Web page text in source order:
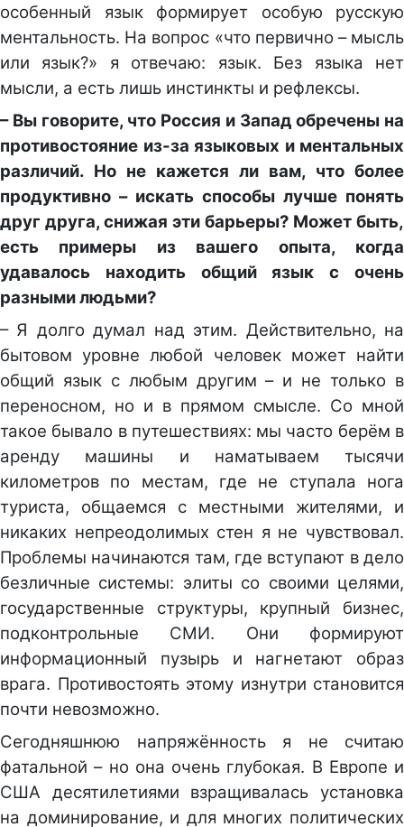
особенный язык формирует особую русскую
ментальность. На вопрос «что первично – мысль
или язык?» я отвечаю: язык. Без языка нет
мысли, а есть лишь инстинкты и рефлексы.
– Вы говорите, что Россия и Запад обречены на
противостояние из-за языковых и ментальных
различий. Но не кажется ли вам, что более
продуктивно – искать способы лучше понять
друг друга, снижая эти барьеры? Может быть,
есть примеры из вашего опыта, когда
удавалось находить общий язык с очень
разными людьми?
– Я долго думал над этим. Действительно, на
бытовом уровне любой человек может найти
общий язык с любым другим – и не только в
переносном, но и в прямом смысле. Со мной
такое бывало в путешествиях: мы часто берём в
аренду машины и наматываем тысячи
километров по местам, где не ступала нога
туриста, общаемся с местными жителями, и
никаких непреодолимых стен я не чувствовал.
Проблемы начинаются там, где вступают в дело
безличные системы: элиты со своими целями,
государственные структуры, крупный бизнес,
подконтрольные СМИ. Они формируют
информационный пузырь и нагнетают образ
врага. Противостоять этому изнутри становится
почти невозможно.
Сегодняшнюю напряжённость я не считаю
фатальной – но она очень глубокая. В Европе и
США десятилетиями взращивалась установка
на доминирование, и для многих политических